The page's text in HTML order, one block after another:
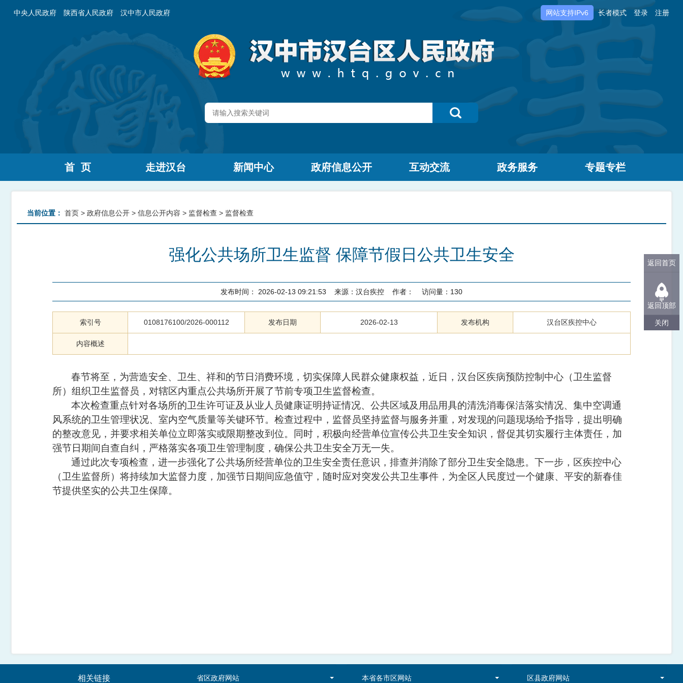
中央人民政府 陕西省人民政府 汉中市人民政府 网站支持IPv6 长者模式 登录 注册
首 页 走进汉台 新闻中心 政府信息公开 互动交流 政务服务 专题专栏
当前位置： 首页 > 政府信息公开 > 信息公开内容 > 监督检查 > 监督检查
强化公共场所卫生监督 保障节假日公共卫生安全
发布时间： 2026-02-13 09:21:53 来源： 汉台疾控 作者： 访问量： 130
索引号 0108176100/2026-000112 发布日期 2026-02-13 发布机构 汉台区疾控中心
内容概述
春节将至，为营造安全、卫生、祥和的节日消费环境，切实保障人民群众健康权益，近日，汉台区疾病预防控制中心（卫生监督
所）组织卫生监督员，对辖区内重点公共场所开展了节前专项卫生监督检查。
本次检查重点针对各场所的卫生许可证及从业人员健康证明持证情况、公共区域及用品用具的清洗消毒保洁落实情况、集中空调通
风系统的卫生管理状况、室内空气质量等关键环节。检查过程中，监督员坚持监督与服务并重，对发现的问题现场给予指导，提出明确
的整改意见，并要求相关单位立即落实或限期整改到位。同时，积极向经营单位宣传公共卫生安全知识，督促其切实履行主体责任，加
强节日期间自查自纠，严格落实各项卫生管理制度，确保公共卫生安全万无一失。
通过此次专项检查，进一步强化了公共场所经营单位的卫生安全责任意识，排查并消除了部分卫生安全隐患。下一步，区疾控中心
（卫生监督所）将持续加大监督力度，加强节日期间应急值守，随时应对突发公共卫生事件，为全区人民度过一个健康、平安的新春佳
节提供坚实的公共卫生保障。
相关链接 省区政府网站 本省各市区网站 区县政府网站
返回首页
返回顶部
关闭